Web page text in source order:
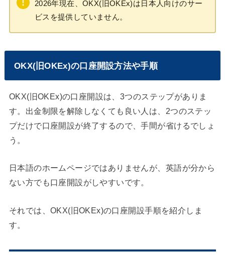
2026年現在、OKX(旧OKEx)は日本人向けのサー
ビスを提供していません。
OKX(旧OKEx)の口座開設方法や手順
OKX(旧OKEx)の口座開設は、3つのステップがありま
す。出金制限を解除しなくても良い人は、2つのステッ
プだけで口座開設が終了するので、手間が省けるでしょ
う。
日本語のホームページではありませんが、英語が分から
ない方でも口座開設がしやすいです。
それでは、OKX(旧OKEx)の口座開設手順を紹介しま
す。